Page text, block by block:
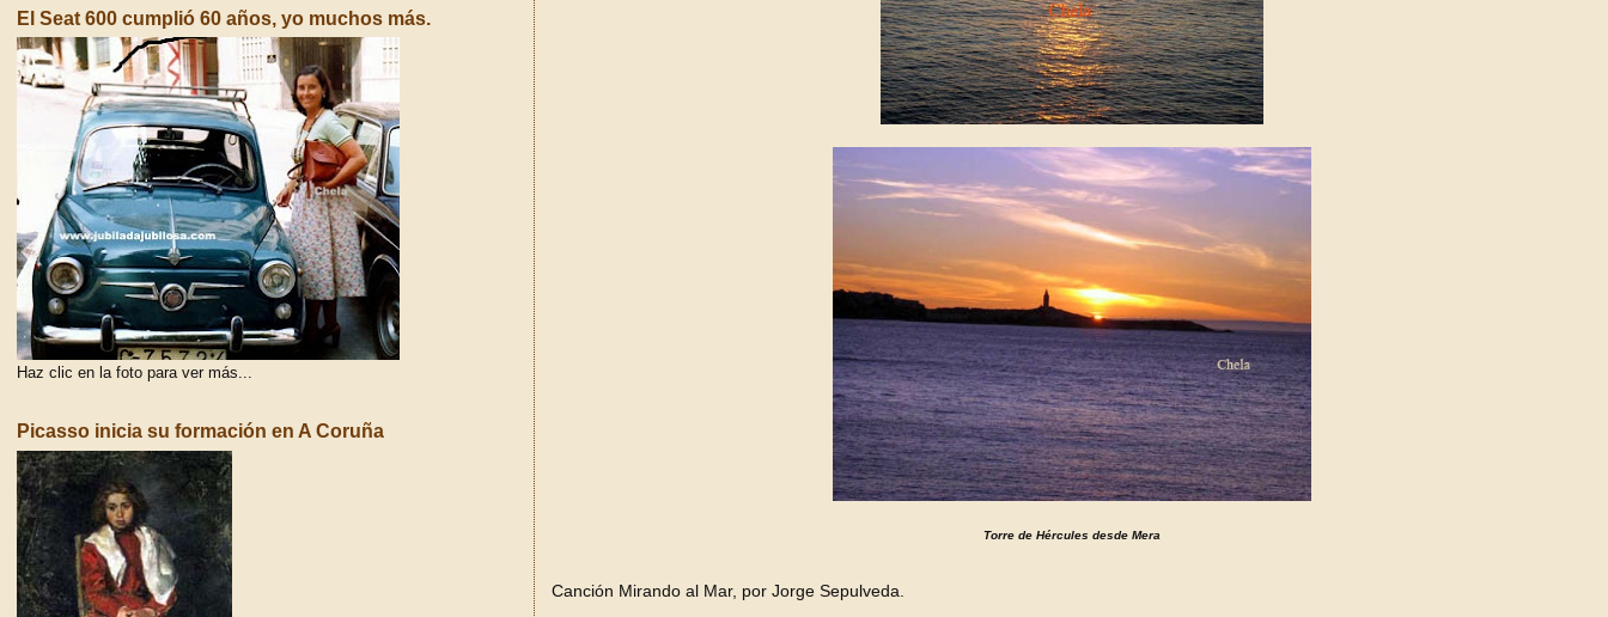
Torre de Hércules desde Mera
Canción Mirando al Mar, por Jorge Sepulveda.
El Seat 600 cumplió 60 años, yo muchos más.
Haz clic en la foto para ver más...
Picasso inicia su formación en A Coruña